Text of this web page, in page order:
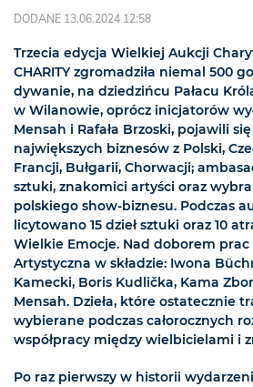
DODANE 13.06.2024 12:58
Trzecia edycja Wielkiej Aukcji
CHARITY zgromadziła niemal 500
dywanie, na dziedzińcu Pałacu
w Wilanowie, oprócz inicjatorów
Mensah i Rafała Brzoski, pojawili
największych biznesów z Polski,
Francji, Bułgarii, Chorwacji;
sztuki, znakomici artyści oraz
polskiego show-biznesu. Podczas
licytowano 15 dzieł sztuki oraz 10
Wielkie Emocje. Nad doborem prac
Artystyczna w składzie: Iwona
Kamecki, Boris Kudlička, Kama
Mensah. Dzieła, które ostatecznie
wybierane podczas całorocznych
współpracy między wielbicielami i
Po raz pierwszy w historii